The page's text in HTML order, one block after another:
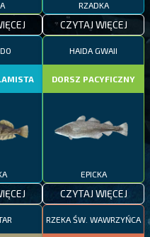
RZADKA
CZYTAJ WIĘCEJ
HAIDA GWAII
DORSZ PACYFICZNY
EPICKA
CZYTAJ WIĘCEJ
RZEKA ŚW. WAWRZYŃCA